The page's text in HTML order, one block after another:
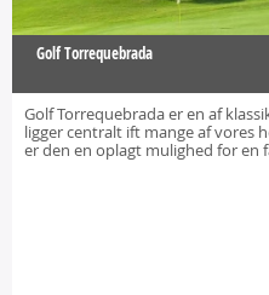
Golf Torrequebrada
Golf Torrequebrada er en af
ligger centralt ift mange af vores
er den en oplagt mulighed for en